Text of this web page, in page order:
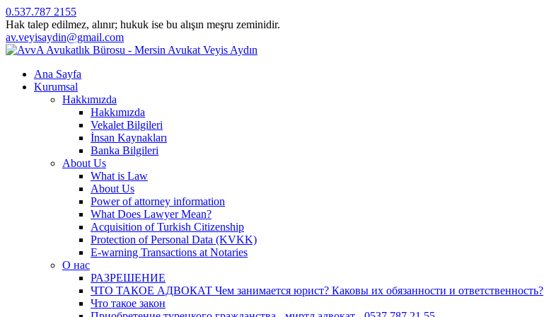
0.537.787 2155
Hak talep edilmez, alınır; hukuk ise bu alışın meşru zeminidir.
av.veyisaydin@gmail.com
Ana Sayfa
Kurumsal
Hakkımızda
Hakkımızda
Vekalet Bilgileri
İnsan Kaynakları
Banka Bilgileri
About Us
What is Law
About Us
Power of attorney information
What Does Lawyer Mean?
Acquisition of Turkish Citizenship
Protection of Personal Data (KVKK)
E-warning Transactions at Notaries
О нас
РАЗРЕШЕНИЕ
ЧТО ТАКОЕ АДВОКАТ Чем занимается юрист? Каковы их обязанности и ответственность?
Что такое закон